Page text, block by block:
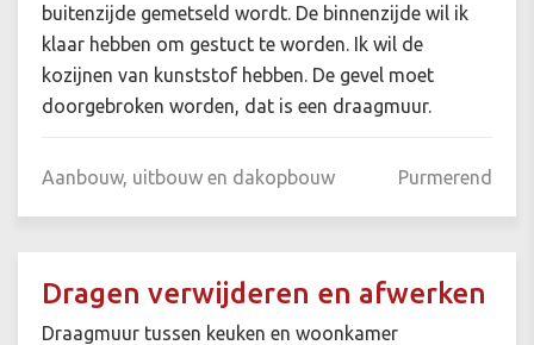
buitenzijde gemetseld wordt. De binnenzijde wil ik
klaar hebben om gestuct te worden. Ik wil de
kozijnen van kunststof hebben. De gevel moet
doorgebroken worden, dat is een draagmuur.
Aanbouw, uitbouw en dakopbouw Purmerend
Dragen verwijderen en afwerken
Draagmuur tussen keuken en woonkamer